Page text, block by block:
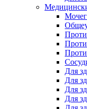
Для
Для
Для
Для